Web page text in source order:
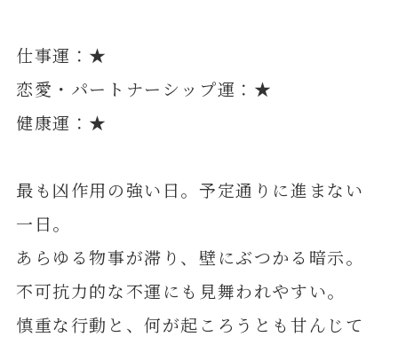
仕事運：★
恋愛・パートナーシップ運：★
健康運：★
最も凶作用の強い日。予定通りに進まない
一日。
あらゆる物事が滞り、壁にぶつかる暗示。
不可抗力的な不運にも見舞われやすい。
慎重な行動と、何が起ころうとも甘んじて